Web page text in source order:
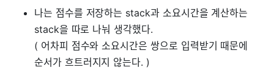
나는 점수를 저장하는 stack과 소요시간을 계산하는
stack을 따로 나눠 생각했다.
( 어차피 점수와 소요시간은 쌍으로 입력받기 때문에
순서가 흐트러지지 않는다. )